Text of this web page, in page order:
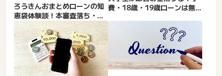
ろうきんおまとめローンの知
恵袋体験談！本審査落ち・通
らない理由＆金利。400万...
費・18歳・19歳ローンは無利